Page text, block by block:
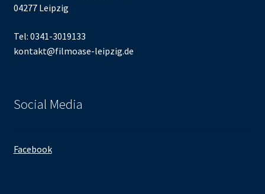
04277 Leipzig
Tel: 0341-3019133
kontakt@filmoase-leipzig.de
Social Media
Facebook